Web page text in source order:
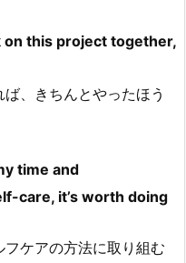
on this project together,
、きちんとやったほう
time and
care, it’s worth doing
ケアの方法に取り組む